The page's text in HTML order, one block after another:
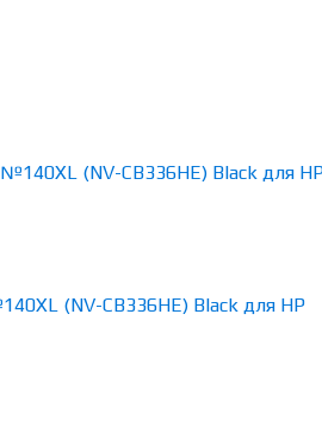
(NV-CB336HE) Black для HP